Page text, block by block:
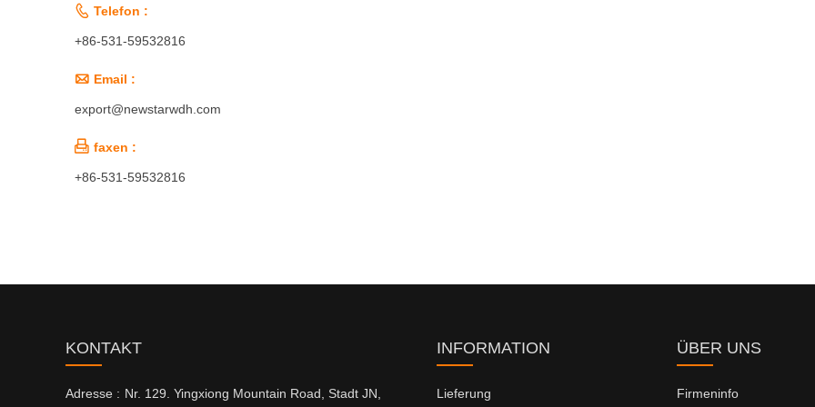
 Telefon :
+86-531-59532816
 Email :
export@newstarwdh.com
 faxen :
+86-531-59532816
KONTAKT
Adresse : Nr. 129. Yingxiong Mountain Road, Stadt JN,
INFORMATION
Lieferung
ÜBER UNS
Firmeninfo